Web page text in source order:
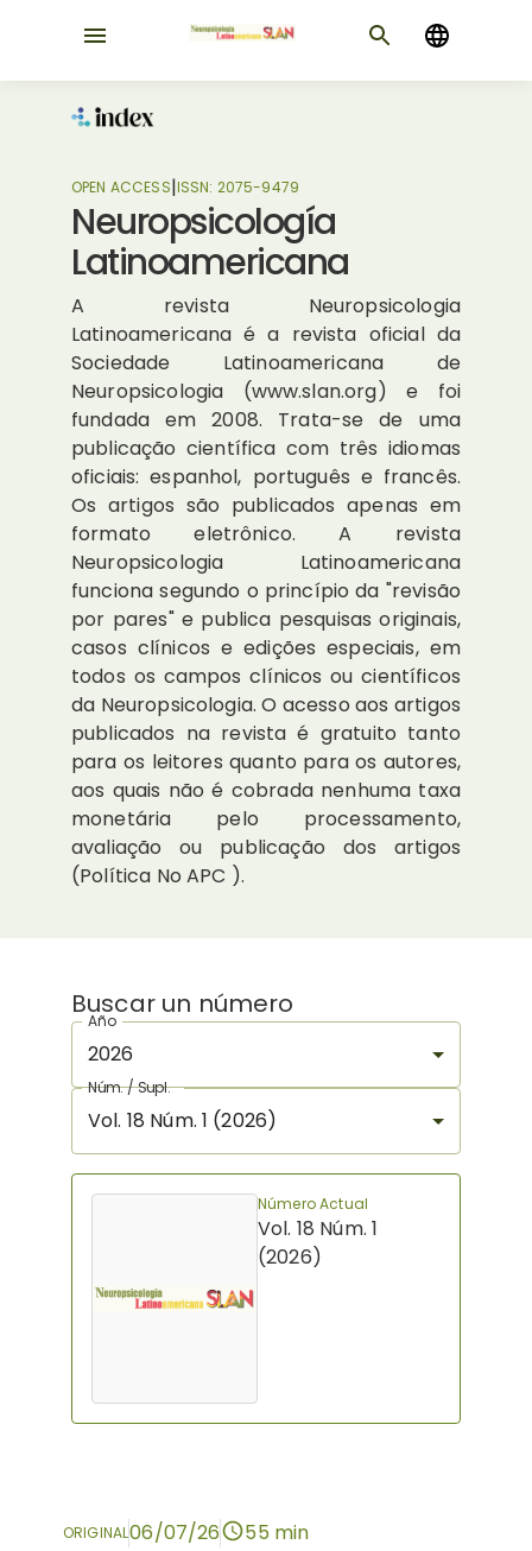
OPEN ACCESS|ISSN: 2075-9479
Neuropsicología
Latinoamericana
A revista Neuropsicologia
Latinoamericana é a revista oficial da
Sociedade Latinoamericana de
Neuropsicologia (www.slan.org) e foi
fundada em 2008. Trata-se de uma
publicação científica com três idiomas
oficiais: espanhol, português e francês.
Os artigos são publicados apenas em
formato eletrônico. A revista
Neuropsicologia Latinoamericana
funciona segundo o princípio da "revisão
por pares" e publica pesquisas originais,
casos clínicos e edições especiais, em
todos os campos clínicos ou científicos
da Neuropsicologia. O acesso aos artigos
publicados na revista é gratuito tanto
para os leitores quanto para os autores,
aos quais não é cobrada nenhuma taxa
monetária pelo processamento,
avaliação ou publicação dos artigos
(Política No APC ).
Buscar un número
Año
2026
Núm. / Supl.
Vol. 18 Núm. 1 (2026)
Número Actual
Vol. 18 Núm. 1
(2026)
ORIGINAL06/07/26 55 min